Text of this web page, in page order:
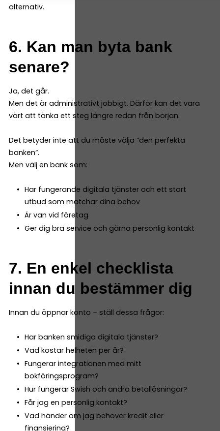
alternativ.
6. Kan man byta bank
senare?
Ja, det går.
Men det är administrativt jobbigt. Därför kan det vara
värt att tänka ett steg längre redan från början.
Det betyder inte att du måste välja “den perfekta
banken”.
Men välj en bank som:
Har fungerande digitala tjänster och ett stort
utbud som matchar dina behov
Är van vid företag
Ger dig bra service och gärna personlig kontakt
7. En enkel checklista
innan du bestämmer dig
Innan du öppnar konto – ställ dessa frågor:
Har banken smidiga digitala tjänster?
Vad kostar helheten per år?
Fungerar integrationen med mitt
bokföringsprogram?
Hur fungerar Swish och andra betallösningar?
Får jag en personlig kontakt?
Vad händer om jag behöver kredit eller
finansiering?